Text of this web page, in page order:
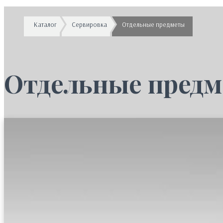
Каталог Сервировка Отдельные предметы
Отдельные